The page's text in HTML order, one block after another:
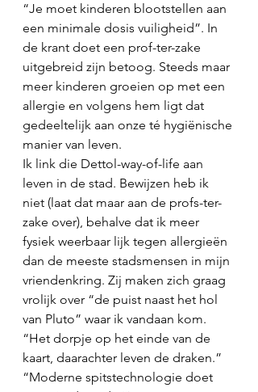
“Je moet kinderen blootstellen aan
een minimale dosis vuiligheid”. In
de krant doet een prof-ter-zake
uitgebreid zijn betoog. Steeds maar
meer kinderen groeien op met een
allergie en volgens hem ligt dat
gedeeltelijk aan onze té hygiënische
manier van leven.
Ik link die Dettol-way-of-life aan
leven in de stad. Bewijzen heb ik
niet (laat dat maar aan de profs-ter-
zake over), behalve dat ik meer
fysiek weerbaar lijk tegen allergieën
dan de meeste stadsmensen in mijn
vriendenkring. Zij maken zich graag
vrolijk over “de puist naast het hol
van Pluto” waar ik vandaan kom.
“Het dorpje op het einde van de
kaart, daarachter leven de draken.”
“Moderne spitstechnologie doet